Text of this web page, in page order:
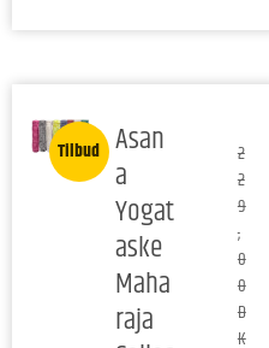
Tilbud Asan
a
Yogat
aske
Maha
raja
2
2
9
,
0
0
D
K